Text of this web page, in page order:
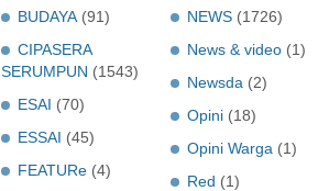
BUDAYA (91)
CIPASERA
SERUMPUN (1543)
ESAI (70)
ESSAI (45)
FEATURe (4)
NEWS (1726)
News & video (1)
Newsda (2)
Opini (18)
Opini Warga (1)
Red (1)